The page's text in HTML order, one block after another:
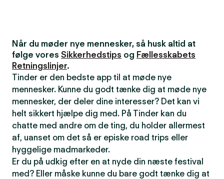
Når du møder nye mennesker, så husk altid at
følge vores Sikkerhedstips og Fællesskabets
Retningslinjer.
Tinder er den bedste app til at møde nye
mennesker. Kunne du godt tænke dig at møde nye
mennesker, der deler dine interesser? Det kan vi
helt sikkert hjælpe dig med. På Tinder kan du
chatte med andre om de ting, du holder allermest
af, uanset om det så er episke road trips eller
hyggelige madmarkeder.
Er du på udkig efter en at nyde din næste festival
med? Eller måske kunne du bare godt tænke dig at